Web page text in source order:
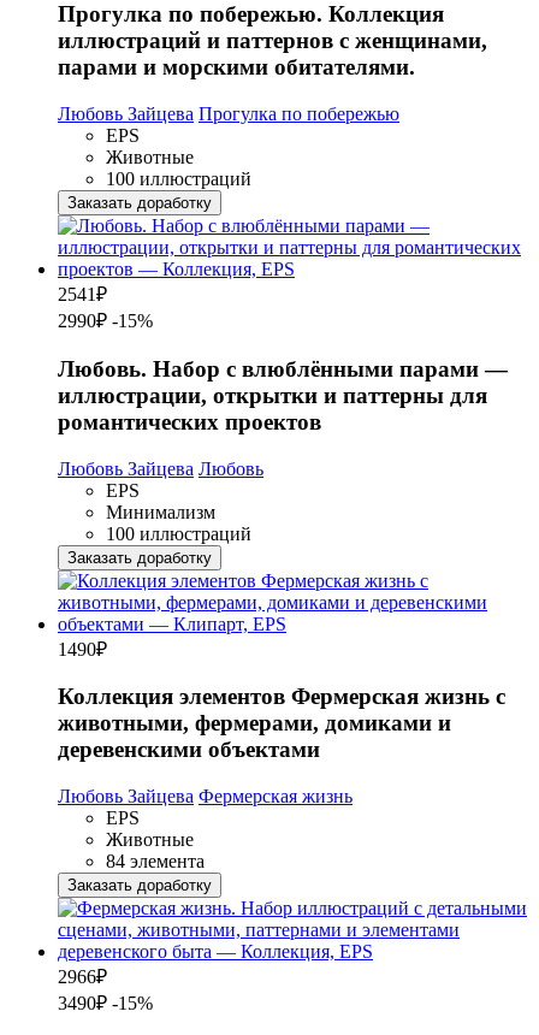
Прогулка по побережью. Коллекция
иллюстраций и паттернов с женщинами,
парами и морскими обитателями.
Любовь Зайцева Прогулка по побережью
EPS
Животные
100 иллюстраций
Заказать доработку
2541₽
2990₽ -15%
Любовь. Набор с влюблёнными парами —
иллюстрации, открытки и паттерны для
романтических проектов
Любовь Зайцева Любовь
EPS
Минимализм
100 иллюстраций
Заказать доработку
1490₽
Коллекция элементов Фермерская жизнь с
животными, фермерами, домиками и
деревенскими объектами
Любовь Зайцева Фермерская жизнь
EPS
Животные
84 элемента
Заказать доработку
2966₽
3490₽ -15%